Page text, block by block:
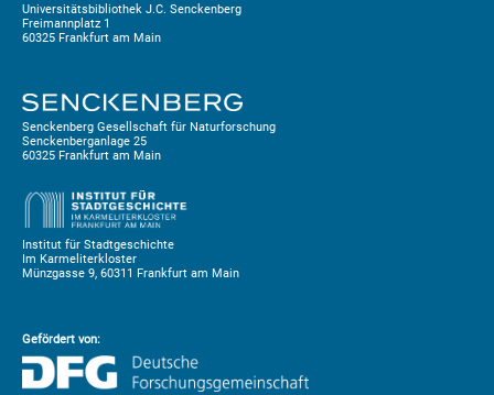
Universitätsbibliothek J.C. Senckenberg
Freimannplatz 1
60325 Frankfurt am Main
Senckenberg Gesellschaft für Naturforschung
Senckenberganlage 25
60325 Frankfurt am Main
Institut für Stadtgeschichte
Im Karmeliterkloster
Münzgasse 9, 60311 Frankfurt am Main
Gefördert von: